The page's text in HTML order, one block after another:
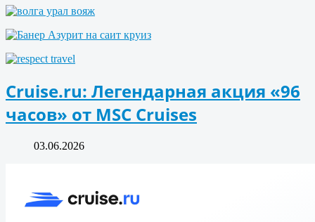
Cruise.ru: Легендарная акция «96
часов» от MSC Cruises
03.06.2026